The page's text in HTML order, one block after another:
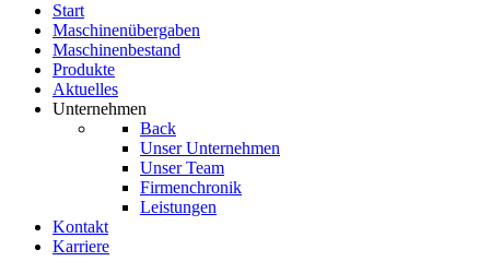
Start
Maschinenübergaben
Maschinenbestand
Produkte
Aktuelles
Unternehmen
Back
Unser Unternehmen
Unser Team
Firmenchronik
Leistungen
Kontakt
Karriere